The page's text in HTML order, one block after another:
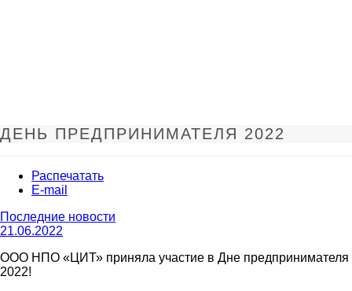
ДЕНЬ ПРЕДПРИНИМАТЕЛЯ 2022
Распечатать
E-mail
Последние новости
21.06.2022
ООО НПО «ЦИТ» приняла участие в Дне предпринимателя
2022!